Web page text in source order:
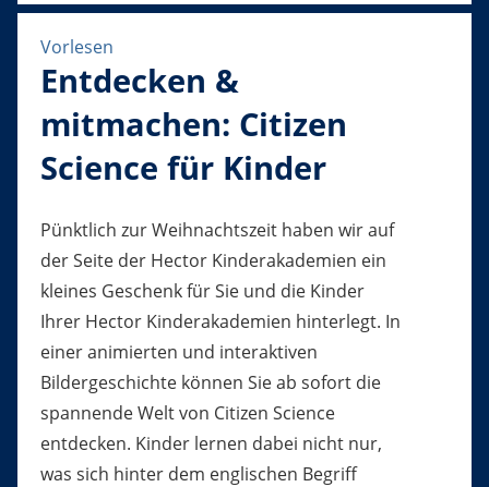
Vorlesen
Entdecken &
mitmachen: Citizen
Science für Kinder
Pünktlich zur Weihnachtszeit haben wir auf
der Seite der Hector Kinderakademien ein
kleines Geschenk für Sie und die Kinder
Ihrer Hector Kinderakademien hinterlegt. In
einer animierten und interaktiven
Bildergeschichte können Sie ab sofort die
spannende Welt von Citizen Science
entdecken. Kinder lernen dabei nicht nur,
was sich hinter dem englischen Begriff